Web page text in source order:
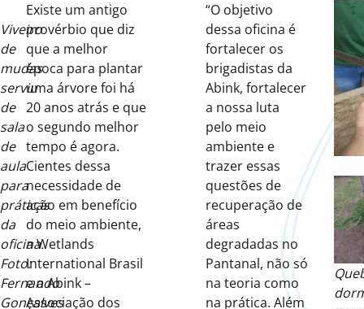
Viveiro
de
mudas
serviu
de
sala
de
aula
para
práticas
da
oficina.
Foto:
Fernando
Gonçalves
Existe um antigo
provérbio que diz
que a melhor
época para plantar
uma árvore foi há
20 anos atrás e que
o segundo melhor
tempo é agora.
Cientes dessa
necessidade de
ação em benefício
do meio ambiente,
a Wetlands
International Brasil
e a Abink –
Associação dos
“O objetivo
dessa oficina é
fortalecer os
brigadistas da
Abink, fortalecer
a nossa luta
pelo meio
ambiente e
trazer essas
questões de
recuperação de
áreas
degradadas no
Pantanal, não só
na teoria como
na prática. Além